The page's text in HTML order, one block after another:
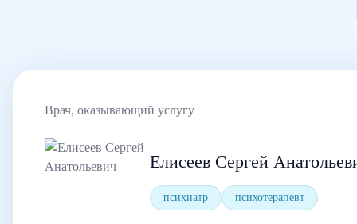
Врач, оказывающий услугу
Елисеев Сергей
психиатр психотерапевт